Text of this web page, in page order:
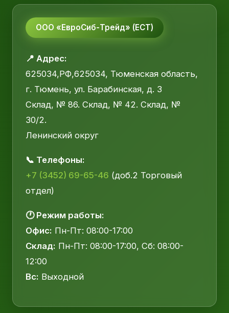
ООО «ЕвроСиб-Трейд» (ЕСТ)
📍 Адрес:
625034,РФ,625034, Тюменская область,
г. Тюмень, ул. Барабинская, д. 3
Склад, № 86. Склад, № 42. Склад, №
30/2.
Ленинский округ
📞 Телефоны:
+7 (3452) 69-65-46 (доб.2 Торговый
отдел)
🕐 Режим работы:
Офис: Пн-Пт: 08:00-17:00
Склад: Пн-Пт: 08:00-17:00, Сб: 08:00-
12:00
Вс: Выходной